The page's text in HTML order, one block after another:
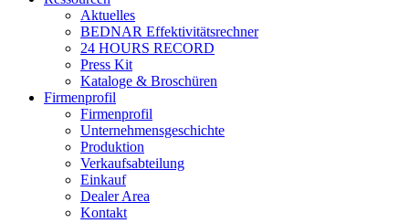
Aktuelles
BEDNAR Effektivitätsrechner
24 HOURS RECORD
Press Kit
Kataloge & Broschüren
Firmenprofil
Firmenprofil
Unternehmensgeschichte
Produktion
Verkaufsabteilung
Einkauf
Dealer Area
Kontakt